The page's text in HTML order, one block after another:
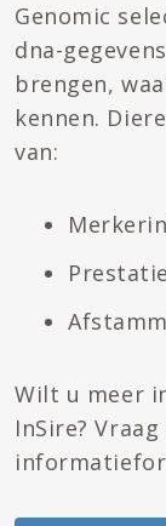
Genomic
dna-
brengen,
kennen.
van:
Wilt u meer
InSire?